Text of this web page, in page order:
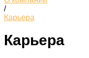
/
Карьера
Карьера